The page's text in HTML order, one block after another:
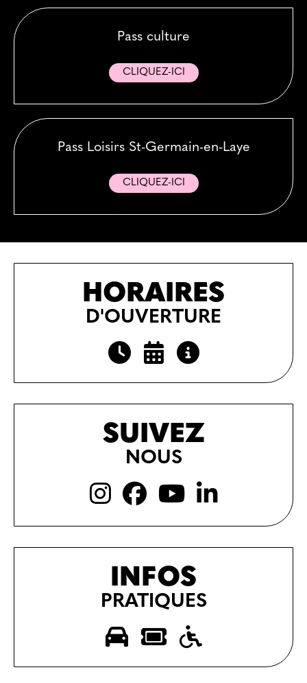
Pass culture
CLIQUEZ-ICI
Pass Loisirs St-Germain-en-Laye
CLIQUEZ-ICI
HORAIRES
D'OUVERTURE
SUIVEZ
NOUS
INFOS
PRATIQUES